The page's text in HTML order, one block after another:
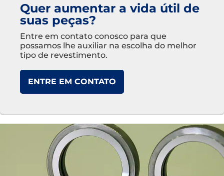
Quer aumentar a vida útil de
suas peças?
Entre em contato conosco para que
possamos lhe auxiliar na escolha do melhor
tipo de revestimento.
ENTRE EM CONTATO